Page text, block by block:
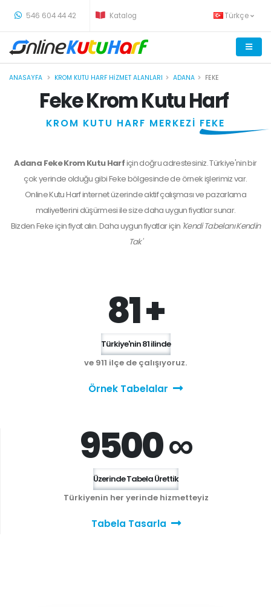
546 604 44 42 Katalog Türkçe
ANASAYFA KROM KUTU HARF HIZMET ALANLARI ADANA FEKE
Feke Krom Kutu Harf
KROM KUTU HARF MERKEZİ FEKE
Adana Feke Krom Kutu Harfiçin doğru adrestesiniz. Türkiye'nin bir
çok yerinde olduğu gibi Feke bölgesinde de örnek işlerimiz var.
Online Kutu Harf internet üzerinde aktif çalışması ve pazarlama
maliyetlerini düşürmesi ile size daha uygun fiyatlar sunar.
BizdenFekeiçin fiyat alın. Daha uygun fiyatlar için 'Kendi Tabelanı Kendin
Tak'
81 +
Türkiye'nin 81 ilinde
ve 911 ilçe de çalışıyoruz.
Örnek Tabelalar
9500 ∞
Üzerinde Tabela Ürettik
Türkiyenin her yerinde hizmetteyiz
Tabela Tasarla